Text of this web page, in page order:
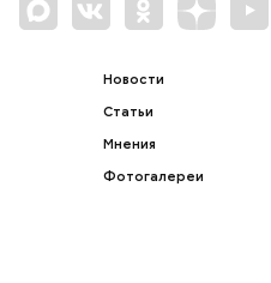
Новости
Статьи
Мнения
Фотогалереи